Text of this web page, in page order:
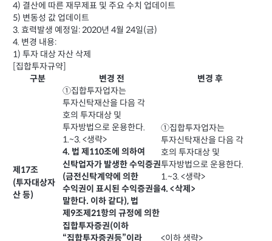
4) 결산에 따른 재무제표 및 주요 수치 업데이트
5) 변동성 값 업데이트
3. 효력발생 예정일: 2020년 4월 24일(금)
4. 변경 내용:
1) 투자 대상 자산 삭제
[집합투자규약]
구분
변경 전 변경 후
제17조
(투자대상자
산 등)
①집합투자업자는
투자신탁재산을 다음 각
호의 투자대상 및
투자방법으로 운용한다.
1.~3. <생략>
4. 법 제110조에 의하여
신탁업자가 발생한 수익증권
(금전신탁계약에 의한
수익권이 표시된 수익증권을
말한다. 이하 같다), 법
제9조제21항의 규정에 의한
집합투자증권(이하
“집합투자증권등”이라
①집합투자업자는
투자신탁재산을 다음 각
호의 투자대상 및
투자방법으로 운용한다.
1.~3. <생략>
4. <삭제>
<이하 생략>